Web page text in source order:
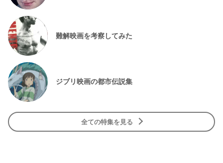
難解映画を考察してみた
ジブリ映画の都市伝説集
全ての特集を見る